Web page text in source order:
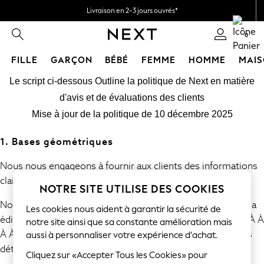
Passer au contenu principal
Livraison en 2-3 jours ouvrés*
Retours faciles* 0
FILLE GARÇON BÉBÉ FEMME HOMME
HOLIDAY SHOP
Women's Holiday Shop
All Swimwear
All Beachwear
Bags & Accessories
Beach Dresses & Kaftans
Dresses
Sliders
Jumpsuits & Playsuits
Linen Collection
Sandals
Le script ci-dessous Outline la politique de Next en matière
d'avis et de évaluations des clients
Mise à jour de la politique de 10 décembre 2025
1. Bases géométriques
Nous nous engageons à fournir aux clients des informations
claires et exactes provenant d'expériences authentiques.
Notre politique interdise la présentation, la commande et la
édition de faux ou de fausses évaluations et d’ À à À à À À À À
À À effet fortà àààààààààà tu vous manches des détails des
détails.
NOTRE SITE UTILISE DES COOKIES
Les cookies nous aident à garantir la sécurité de
notre site ainsi que sa constante amélioration mais
aussi à personnaliser votre expérience d'achat.
Cliquez sur «Accepter Tous les Cookies» pour